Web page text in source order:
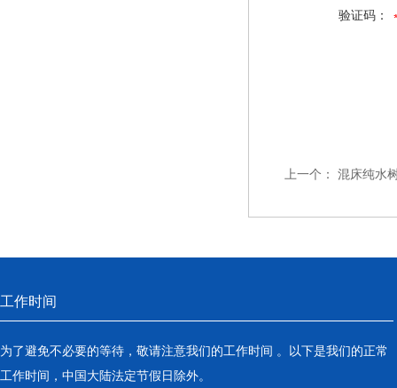
验证码：
上一个： 混床纯水
工作时间
为了避免不必要的等待，敬请注意我们的工作时间 。以下是我们的正常
工作时间，中国大陆法定节假日除外。